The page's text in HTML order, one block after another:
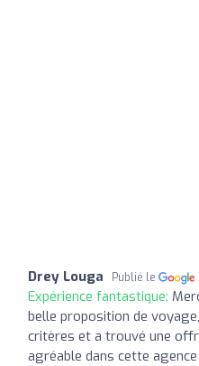
Drey Louga Publié le
Expérience fantastique:
belle proposition de
critères et a trouvé une
agréable dans cette